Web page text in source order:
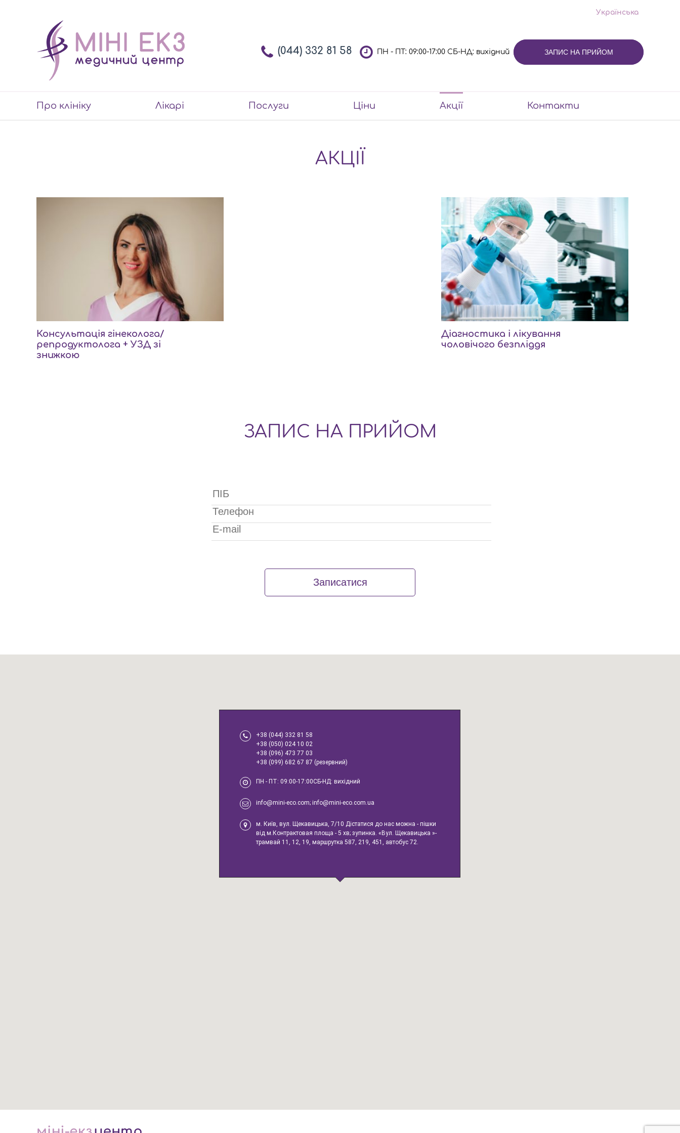
Українська
(044) 332 81 58 ПН - ПТ: 09:00-17:00 СБ-НД: вихідний ЗАПИС НА ПРИЙОМ
Про клініку Лікарі Послуги Ціни Акції Контакти
АКЦІЇ
Консультація гінеколога/
репродуктолога + УЗД зі
знижкою
Діагностика і лікування
чоловічого безпліддя
ЗАПИС НА ПРИЙОМ
Записатися
+38 (044) 332 81 58
+38 (050) 024 10 02
+38 (096) 473 77 03
+38 (099) 682 67 87 (резервний)
ПН - ПТ: 09:00-17:00СБ-НД: вихідний
info@mini-eco.com; info@mini-eco.com.ua
м. Київ, вул. Щекавицька, 7/10 Дістатися до нас можна - пішки
від м.Контрактовая площа - 5 хв; зупинка. «Вул. Щекавицька »-
трамвай 11, 12, 19, маршрутка 587, 219, 451, автобус 72.